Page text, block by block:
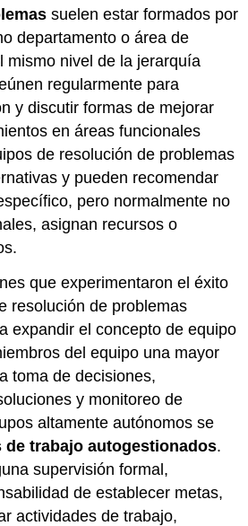
suelen estar formados por
departamento o área de
mismo nivel de la jerarquía
regularmente para
y discutir formas de mejorar
en áreas funcionales
de resolución de problemas
y pueden recomendar
pero normalmente no
asignan recursos o
que experimentaron el éxito
resolución de problemas
expandir el concepto de equipo
del equipo una mayor
toma de decisiones,
y monitoreo de
altamente autónomos se
de trabajo autogestionados.
supervisión formal,
de establecer metas,
actividades de trabajo,